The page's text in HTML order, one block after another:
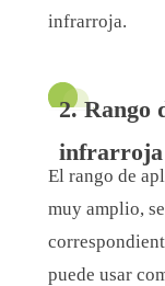
infrarroja.
2. Rango
infrarroja
El rango de
muy amplio,
puede usar